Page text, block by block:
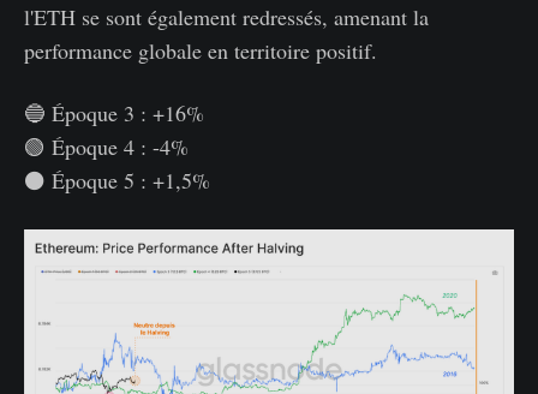
l'ETH se sont également redressés, amenant la
performance globale en territoire positif.
🔵 Époque 3 : +16%
🟢 Époque 4 : -4%
⚫ Époque 5 : +1,5%